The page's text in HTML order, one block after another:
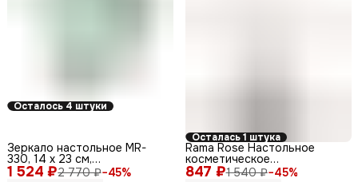
Осталось 4 штуки
1 524 ₽2 770 ₽−45%
Зеркало настольное MR-
330, 14 х 23 см,
серебристый
Осталась 1 штука
847 ₽1 540 ₽−45%
Rama Rose Настольное
косметическое
двустороннее зеркало с 5X